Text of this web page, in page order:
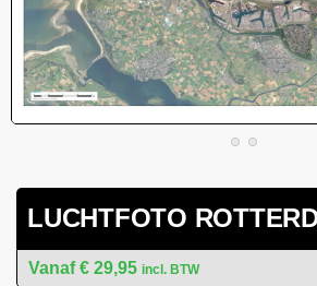
LUCHTFOTO
€ 29,95 incl. BTW